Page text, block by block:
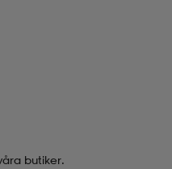
butiker.